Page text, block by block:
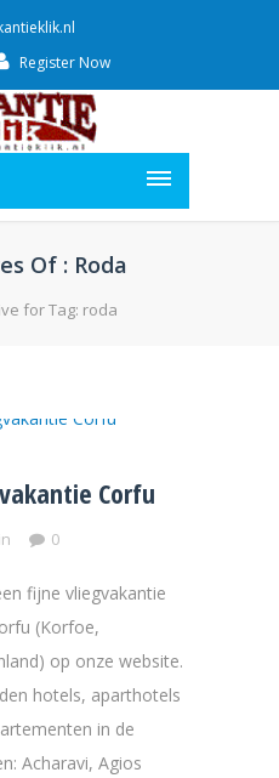
Register Now
Of : Roda
for Tag: roda
Corfu
0
fijne vliegvakantie
(Korfoe,
op onze website.
hotels, aparthotels
in de
Acharavi, Agios